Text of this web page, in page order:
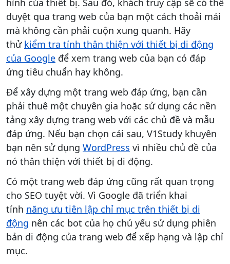
hình của thiết bị. Sau đó, khách truy cập sẽ có thể
duyệt qua trang web của bạn một cách thoải mái
mà không cần phải cuộn xung quanh. Hãy
thử kiểm tra tính thân thiện với thiết bị di động
của Google để xem trang web của bạn có đáp
ứng tiêu chuẩn hay không.
Để xây dựng một trang web đáp ứng, bạn cần
phải thuê một chuyên gia hoặc sử dụng các nền
tảng xây dựng trang web với các chủ đề và mẫu
đáp ứng. Nếu bạn chọn cái sau, V1Study khuyên
bạn nên sử dụng WordPress vì nhiều chủ đề của
nó thân thiện với thiết bị di động.
Có một trang web đáp ứng cũng rất quan trọng
cho SEO tuyệt vời. Vì Google đã triển khai
tính năng ưu tiên lập chỉ mục trên thiết bị di
động nên các bot của họ chủ yếu sử dụng phiên
bản di động của trang web để xếp hạng và lập chỉ
mục.